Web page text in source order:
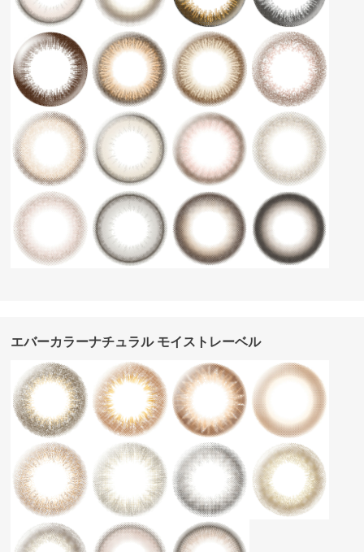
エバーカラーナチュラル モイストレーベル